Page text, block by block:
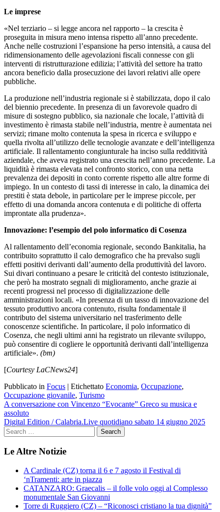
Le imprese
«Nel terziario – si legge ancora nel rapporto – la crescita è
proseguita in misura meno intensa rispetto all’anno precedente.
Anche nelle costruzioni l’espansione ha perso intensità, a causa del
ridimensionamento delle agevolazioni fiscali connesse con gli
interventi di ristrutturazione edilizia; l’attività del settore ha tratto
ancora beneficio dalla prosecuzione dei lavori relativi alle opere
pubbliche.
La produzione nell’industria regionale si è stabilizzata, dopo il calo
del biennio precedente. In presenza di un favorevole quadro di
misure di sostegno pubblico, sia nazionale che locale, l’attività di
investimento è rimasta stabile nell’industria, mentre è aumentata nei
servizi; rimane molto contenuta la spesa in ricerca e sviluppo e
quella rivolta all’utilizzo delle tecnologie avanzate e dell’intelligenza
artificiale. Il rallentamento congiunturale ha inciso sulla redditività
aziendale, che aveva registrato una crescita nell’anno precedente. La
liquidità è rimasta elevata nel confronto storico, con una netta
prevalenza dei depositi in conto corrente rispetto alle altre forme di
impiego. In un contesto di tassi di interesse in calo, la dinamica dei
prestiti è stata debole, in particolare per le imprese piccole, per
effetto di una domanda ancora contenuta e di politiche di offerta
improntate alla prudenza».
Innovazione: l’esempio del polo informatico di Cosenza
Al rallentamento dell’economia regionale, secondo Bankitalia, ha
contribuito soprattutto il calo demografico che ha prevalso sugli
effetti positivi derivanti dall’aumento della produttività del lavoro.
Sui divari continuano a pesare le criticità del contesto istituzionale,
che però ha mostrato segnali di miglioramento, anche grazie ai
recenti progressi nel processo di digitalizzazione delle
amministrazioni locali. «In presenza di un tasso di innovazione del
tessuto produttivo ancora contenuto, risulta fondamentale il
contributo del sistema universitario nel trasferimento delle
conoscenze scientifiche. In particolare, il polo informatico di
Cosenza, che negli ultimi anni ha registrato un rilevante sviluppo,
può consentire di cogliere le opportunità derivanti dall’intelligenza
artificiale». (bm)
[Courtesy LaCNews24]
Pubblicato in Focus | Etichettato Economia, Occupazione,
Occupazione giovanile, Turismo
Navigazione
articoli
A conversazione con Vincenzo “Evocante” Greco su musica e
assoluto
Digital Edition / Calabria.Live quotidiano sabato 14 giugno 2025
Le Altre Notizie
A Cardinale (CZ) torna il 6 e 7 agosto il Festival di
‘nTramenti: arte in piazza
CATANZARO: Graecalis – il folle volo oggi al Complesso
monumentale San Giovanni
Torre di Ruggiero (CZ) – “Riconosci cristiano la tua dignità”